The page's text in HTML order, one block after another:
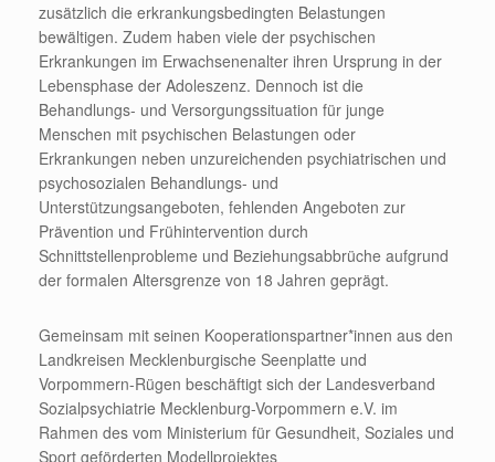
zusätzlich die erkrankungsbedingten Belastungen
bewältigen. Zudem haben viele der psychischen
Erkrankungen im Erwachsenenalter ihren Ursprung in der
Lebensphase der Adoleszenz. Dennoch ist die
Behandlungs- und Versorgungssituation für junge
Menschen mit psychischen Belastungen oder
Erkrankungen neben unzureichenden psychiatrischen und
psychosozialen Behandlungs- und
Unterstützungsangeboten, fehlenden Angeboten zur
Prävention und Frühintervention durch
Schnittstellenprobleme und Beziehungsabbrüche aufgrund
der formalen Altersgrenze von 18 Jahren geprägt.
Gemeinsam mit seinen Kooperationspartner*innen aus den
Landkreisen Mecklenburgische Seenplatte und
Vorpommern-Rügen beschäftigt sich der Landesverband
Sozialpsychiatrie Mecklenburg-Vorpommern e.V. im
Rahmen des vom Ministerium für Gesundheit, Soziales und
Sport geförderten Modellprojektes